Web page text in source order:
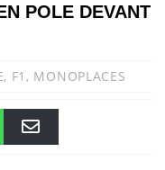
POLE DEVANT
, F1 , MONOPLACES